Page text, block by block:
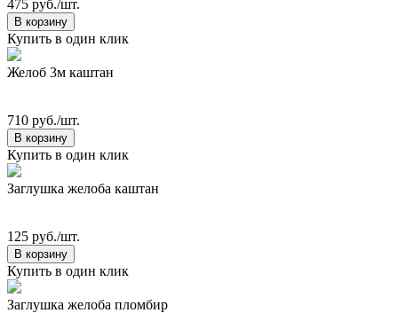
475 руб./шт.
В корзину
Купить в один клик
Желоб 3м каштан
710 руб./шт.
В корзину
Купить в один клик
Заглушка желоба каштан
125 руб./шт.
В корзину
Купить в один клик
Заглушка желоба пломбир